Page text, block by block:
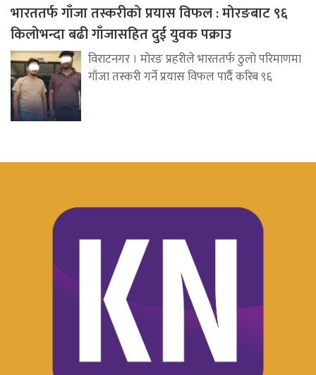
भारततर्फ गाँजा तस्करीको प्रयास विफल : मोरङबाट ९६
किलोभन्दा बढी गाँजासहित दुई युवक पक्राउ
विराटनगर । मोरङ प्रहरीले भारततर्फ ठुलो परिमाणमा
गाँजा तस्करी गर्ने प्रयास विफल पार्दै करिब ९६